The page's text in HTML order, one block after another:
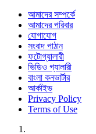
আমাদের সম্পর্কে
আমাদের পরিবার
যোগাযোগ
সংবাদ পাঠান
ফটোগ্যালারী
ভিডিও গ্যালারী
বাংলা কনভার্টার
আর্কাইভ
Privacy Policy
Terms of Use